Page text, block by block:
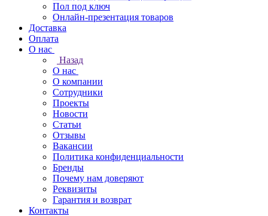
Пол под ключ
Онлайн-презентация товаров
Доставка
Оплата
О нас
Назад
О нас
О компании
Сотрудники
Проекты
Новости
Статьи
Отзывы
Вакансии
Политика конфиденциальности
Бренды
Почему нам доверяют
Реквизиты
Гарантия и возврат
Контакты